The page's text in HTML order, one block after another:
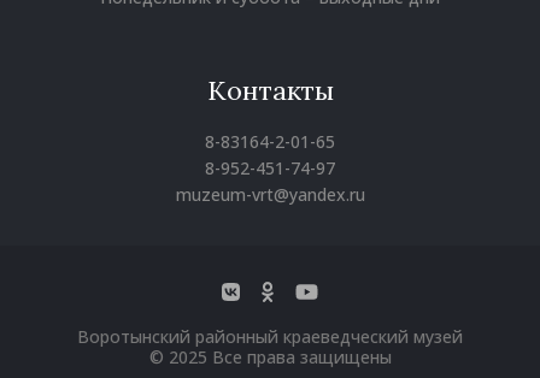
Контакты
8-83164-2-01-65
8-952-451-74-97
muzeum-vrt@yandex.ru
Воротынский районный краеведческий музей
© 2025 Все права защищены